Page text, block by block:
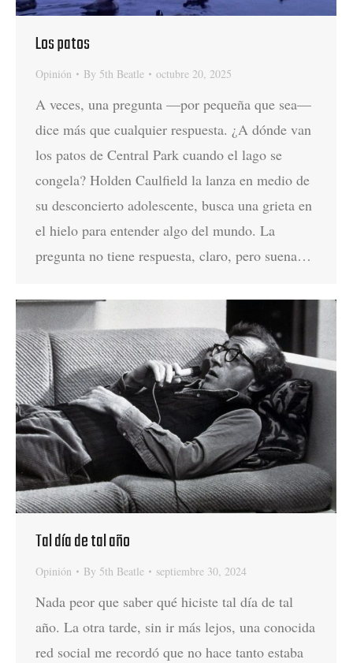
Los patos
Opinión By 5th Beatle octubre 20, 2025
A veces, una pregunta —por pequeña que sea—
dice más que cualquier respuesta. ¿A dónde van
los patos de Central Park cuando el lago se
congela? Holden Caulfield la lanza en medio de
su desconcierto adolescente, busca una grieta en
el hielo para entender algo del mundo. La
pregunta no tiene respuesta, claro, pero suena…
Tal día de tal año
Opinión By 5th Beatle septiembre 30, 2024
Nada peor que saber qué hiciste tal día de tal
año. La otra tarde, sin ir más lejos, una conocida
red social me recordó que no hace tanto estaba